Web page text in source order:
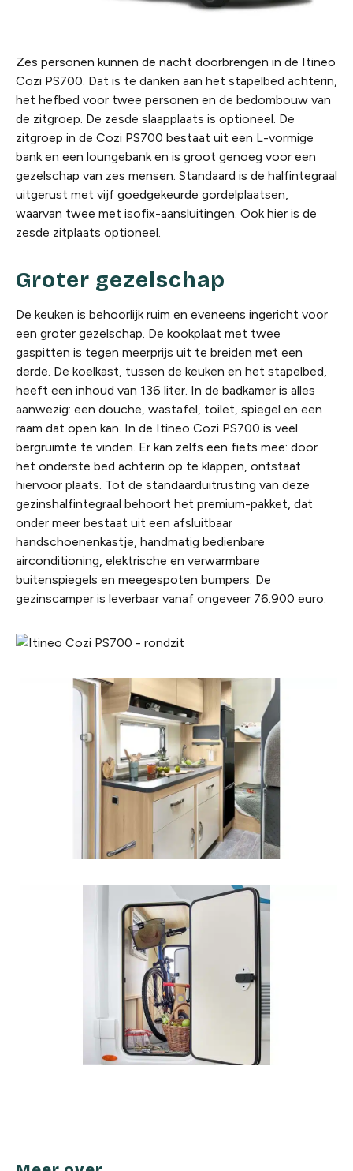
Zes personen kunnen de nacht doorbrengen in de Itineo
Cozi PS700. Dat is te danken aan het stapelbed achterin,
het hefbed voor twee personen en de bedombouw van
de zitgroep. De zesde slaapplaats is optioneel. De
zitgroep in de Cozi PS700 bestaat uit een L-vormige
bank en een loungebank en is groot genoeg voor een
gezelschap van zes mensen. Standaard is de halfintegraal
uitgerust met vijf goedgekeurde gordelplaatsen,
waarvan twee met isofix-aansluitingen. Ook hier is de
zesde zitplaats optioneel.
Groter gezelschap
De keuken is behoorlijk ruim en eveneens ingericht voor
een groter gezelschap. De kookplaat met twee
gaspitten is tegen meerprijs uit te breiden met een
derde. De koelkast, tussen de keuken en het stapelbed,
heeft een inhoud van 136 liter. In de badkamer is alles
aanwezig: een douche, wastafel, toilet, spiegel en een
raam dat open kan. In de Itineo Cozi PS700 is veel
bergruimte te vinden. Er kan zelfs een fiets mee: door
het onderste bed achterin op te klappen, ontstaat
hiervoor plaats. Tot de standaarduitrusting van deze
gezinshalfintegraal behoort het premium-pakket, dat
onder meer bestaat uit een afsluitbaar
handschoenenkastje, handmatig bedienbare
airconditioning, elektrische en verwarmbare
buitenspiegels en meegespoten bumpers. De
gezinscamper is leverbaar vanaf ongeveer 76.900 euro.